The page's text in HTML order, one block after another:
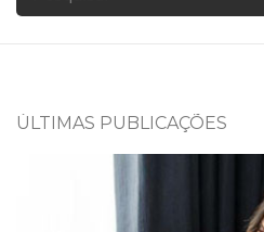
ÚLTIMAS PUBLICAÇÕES